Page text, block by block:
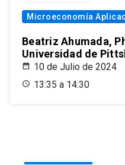
Microeconomía
Beatriz Ahumada,
Universidad de
10 de Julio de 2024
13:35 a 14:30